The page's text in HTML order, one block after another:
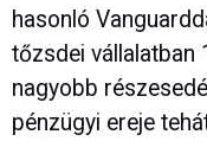
hasonló
tőzsdei vállalatban
nagyobb
pénzügyi ereje